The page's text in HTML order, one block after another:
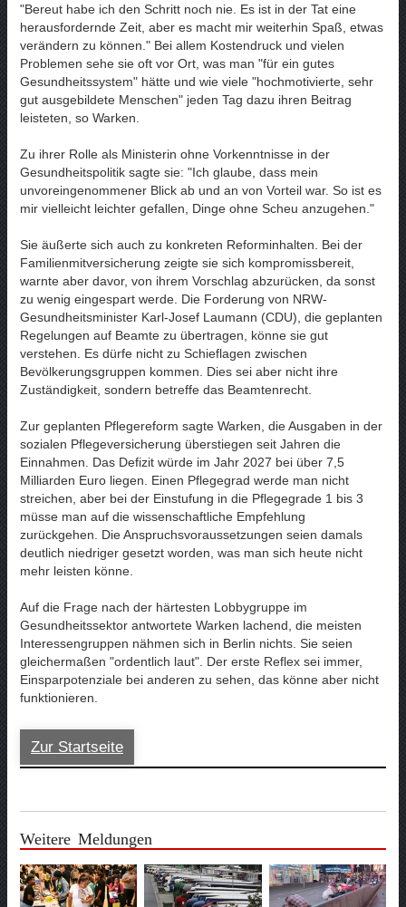
"Bereut habe ich den Schritt noch nie. Es ist in der Tat eine
herausfordernde Zeit, aber es macht mir weiterhin Spaß, etwas
verändern zu können." Bei allem Kostendruck und vielen
Problemen sehe sie oft vor Ort, was man "für ein gutes
Gesundheitssystem" hätte und wie viele "hochmotivierte, sehr
gut ausgebildete Menschen" jeden Tag dazu ihren Beitrag
leisteten, so Warken.
Zu ihrer Rolle als Ministerin ohne Vorkenntnisse in der
Gesundheitspolitik sagte sie: "Ich glaube, dass mein
unvoreingenommener Blick ab und an von Vorteil war. So ist es
mir vielleicht leichter gefallen, Dinge ohne Scheu anzugehen."
Sie äußerte sich auch zu konkreten Reforminhalten. Bei der
Familienmitversicherung zeigte sie sich kompromissbereit,
warnte aber davor, von ihrem Vorschlag abzurücken, da sonst
zu wenig eingespart werde. Die Forderung von NRW-
Gesundheitsminister Karl-Josef Laumann (CDU), die geplanten
Regelungen auf Beamte zu übertragen, könne sie gut
verstehen. Es dürfe nicht zu Schieflagen zwischen
Bevölkerungsgruppen kommen. Dies sei aber nicht ihre
Zuständigkeit, sondern betreffe das Beamtenrecht.
Zur geplanten Pflegereform sagte Warken, die Ausgaben in der
sozialen Pflegeversicherung überstiegen seit Jahren die
Einnahmen. Das Defizit würde im Jahr 2027 bei über 7,5
Milliarden Euro liegen. Einen Pflegegrad werde man nicht
streichen, aber bei der Einstufung in die Pflegegrade 1 bis 3
müsse man auf die wissenschaftliche Empfehlung
zurückgehen. Die Anspruchsvoraussetzungen seien damals
deutlich niedriger gesetzt worden, was man sich heute nicht
mehr leisten könne.
Auf die Frage nach der härtesten Lobbygruppe im
Gesundheitssektor antwortete Warken lachend, die meisten
Interessengruppen nähmen sich in Berlin nichts. Sie seien
gleichermaßen "ordentlich laut". Der erste Reflex sei immer,
Einsparpotenziale bei anderen zu sehen, das könne aber nicht
funktionieren.
Zur Startseite
Weitere Meldungen